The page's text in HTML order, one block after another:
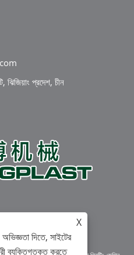
ঝিজিয়াং প্রদেশ, চীন
X
দিতে, সাইটের
ব্যক্তিগতকৃত করতে